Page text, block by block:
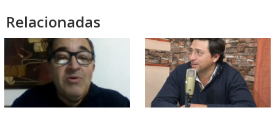
Relacionadas